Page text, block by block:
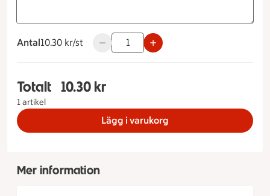
Antal
10.30 kronor styck
10.30 kr/st Använd knapparna för att minska eller
Totalt
1 artikel
Totalt 1 stycken Smörcroissant, 10.30 kronor
10.30 kr
Lägg i varukorg
Mer information